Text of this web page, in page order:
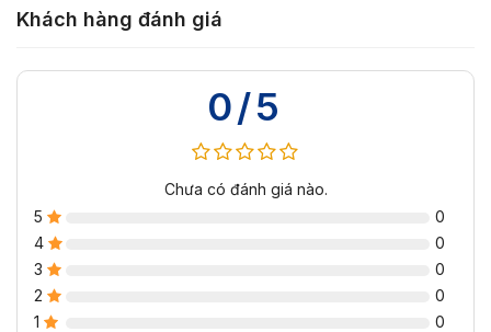
Khách hàng đánh giá
0/5
Chưa có đánh giá nào.
5
0
4
0
3
0
2
0
1
0